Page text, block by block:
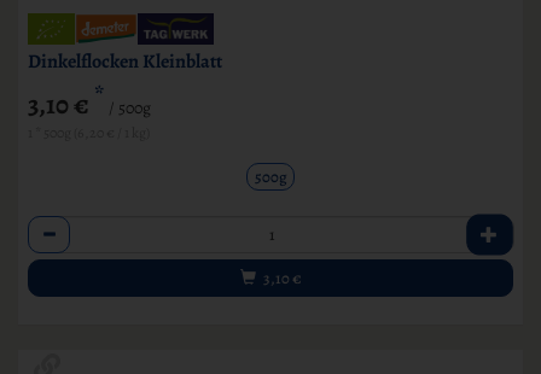
Dinkelflocken Kleinblatt
3,10 € * / 500g
500g
Anzahl
3,10 €